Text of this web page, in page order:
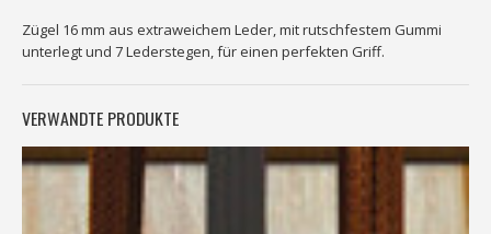
Zügel 16 mm aus extraweichem Leder, mit rutschfestem Gummi
unterlegt und 7 Lederstegen, für einen perfekten Griff.
VERWANDTE PRODUKTE